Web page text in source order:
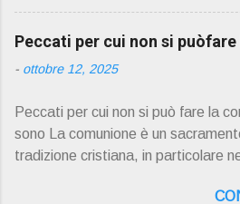
degli Apostoli e dei loro
orrei contribuire ad una lettura non
Enzo Boninsegna . Per gli ultimi
come Confessore. Del suo
D on Enzo Boninsegna , per
Pupatoro,16 – 37134 Verona Tel.
338990 8824
Peccati per cui non si
- ottobre 12, 2025
Peccati per cui non si può fare la
sono La comunione è un
tradizione cristiana, in particolare
di Cristo sotto forma di pane e